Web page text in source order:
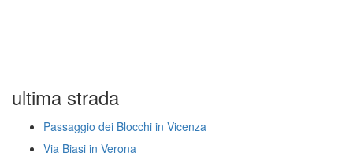
ultima strada
Passaggio dei Blocchi in Vicenza
Via Biasi in Verona